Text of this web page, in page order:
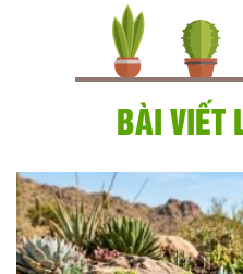
BÀI VIẾT